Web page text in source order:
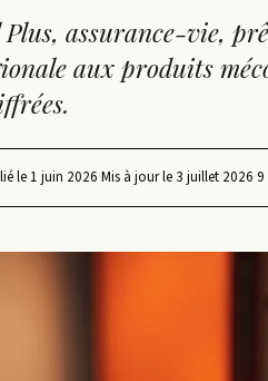
assurance-vie,
aux produits
le 1 juin 2026·Mis à jour le 3 juillet 2026·9